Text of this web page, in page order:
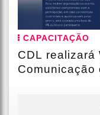
CAPACITAÇÃO
CDL realizará
Comunicação